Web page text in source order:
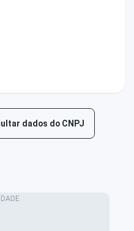
dados do CNPJ